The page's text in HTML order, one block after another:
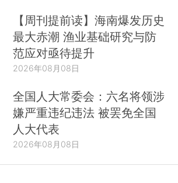
【周刊提前读】海南爆发历史
最大赤潮 渔业基础研究与防
范应对亟待提升
2026年08月08日
全国人大常委会：六名将领涉
嫌严重违纪违法 被罢免全国
人大代表
2026年08月08日